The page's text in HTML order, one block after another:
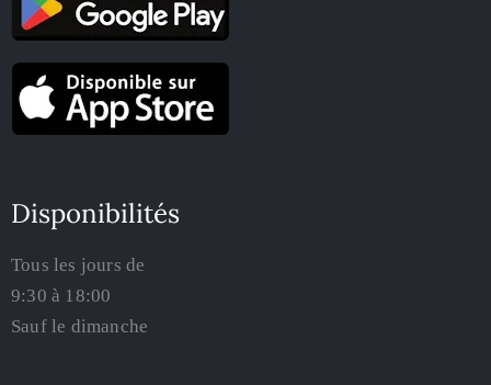
Disponibilités
Tous les jours de
9:30 à 18:00
Sauf le dimanche